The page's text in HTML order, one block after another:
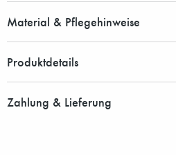
Material & Pflegehinweise
Produktdetails
Zahlung & Lieferung